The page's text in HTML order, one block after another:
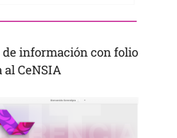
de información con folio
CeNSIA